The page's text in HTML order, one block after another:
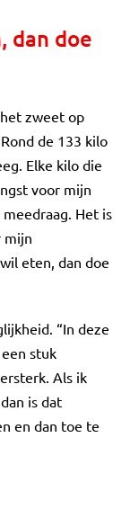
dan doe
zweet op
de 133 kilo
Elke kilo die
voor mijn
Het is
mijn
eten, dan doe
“In deze
stuk
Als ik
is dat
en dan toe te